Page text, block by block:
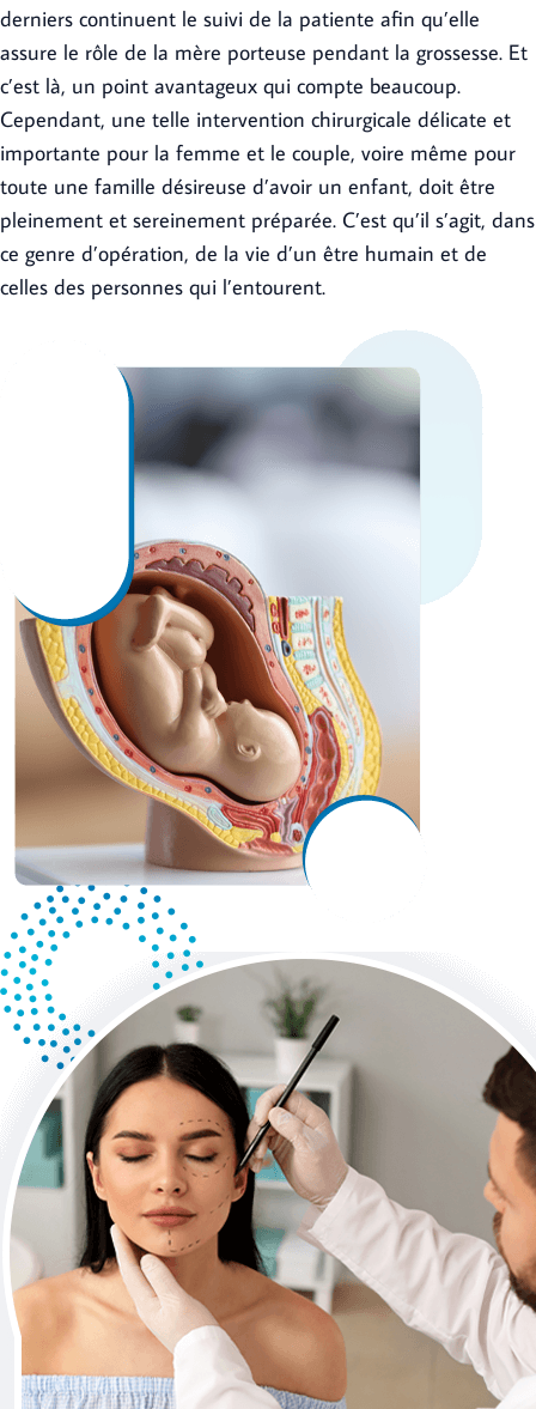
derniers continuent le suivi de la patiente afin qu’elle
assure le rôle de la mère porteuse pendant la grossesse. Et
c’est là, un point avantageux qui compte beaucoup.
Cependant, une telle intervention chirurgicale délicate et
importante pour la femme et le couple, voire même pour
toute une famille désireuse d’avoir un enfant, doit être
pleinement et sereinement préparée. C’est qu’il s’agit, dans
ce genre d’opération, de la vie d’un être humain et de
celles des personnes qui l’entourent.